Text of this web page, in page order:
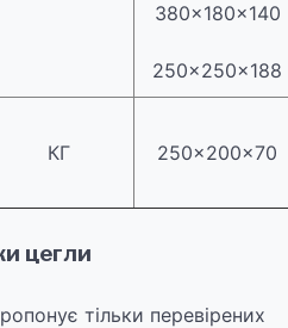
380×180×140
250×250×188
КГ 250×200×70
цегли
тільки перевірених